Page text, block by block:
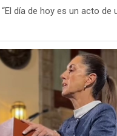
día de hoy es un acto de